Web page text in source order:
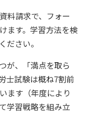
料請求で、フォー
ます。学習方法を検
ださい。
が、「満点を取ら
士試験は概ね7割前
ます（年度により
学習戦略を組み立